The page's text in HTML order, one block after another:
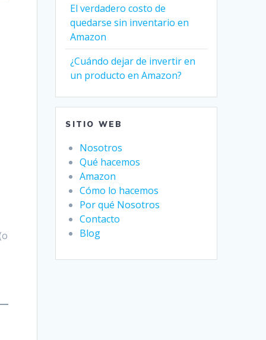
El verdadero costo de
quedarse sin inventario en
Amazon
¿Cuándo dejar de invertir en
un producto en Amazon?
SITIO WEB
Nosotros
Qué hacemos
Amazon
Cómo lo hacemos
Por qué Nosotros
Contacto
Blog